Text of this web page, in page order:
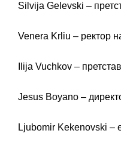
Silvija Gelevski –
Venera Krliu – ректор
Ilija Vuchkov –
Jesus Boyano –
Ljubomir Kekenovski –